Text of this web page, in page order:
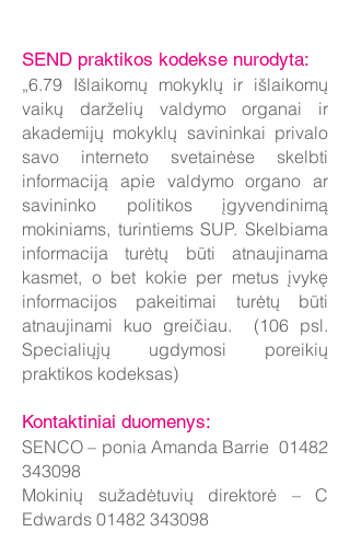
SEND praktikos kodekse nurodyta:
„6.79 Išlaikomų mokyklų ir išlaikomų
vaikų darželių valdymo organai ir
akademijų mokyklų savininkai privalo
savo interneto svetainėse skelbti
informaciją apie valdymo organo ar
savininko politikos įgyvendinimą
mokiniams, turintiems SUP. Skelbiama
informacija turėtų būti atnaujinama
kasmet, o bet kokie per metus įvykę
informacijos pakeitimai turėtų būti
atnaujinami kuo greičiau. (106 psl.
Specialiųjų ugdymosi poreikių
praktikos kodeksas)
Kontaktiniai duomenys:
SENCO – ponia Amanda Barrie 01482
343098
Mokinių sužadėtuvių direktorė – C
Edwards 01482 343098